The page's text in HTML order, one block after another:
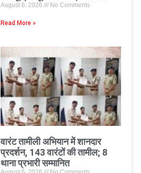
August 6, 2026 No Comments
Read More »
वारंट तामीली अभियान में शानदार
प्रदर्शन, 143 वारंटों की तामील; 8
थाना प्रभारी सम्मानित